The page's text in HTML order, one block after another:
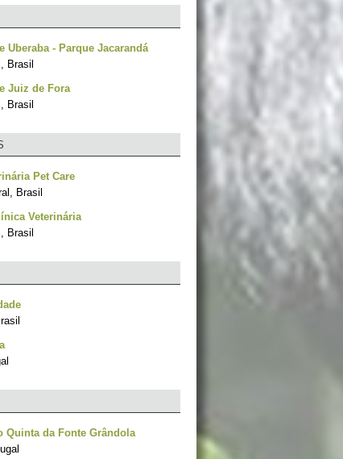
Uberaba - Parque Jacarandá
Brasil
Juiz de Fora
Brasil
Pet Care
Brasil
Veterinária
Brasil
Quinta da Fonte Grândola